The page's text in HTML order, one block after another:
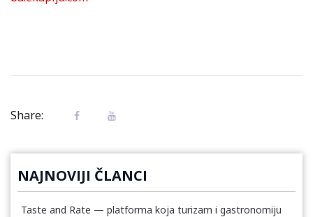
Share:
NAJNOVIJI ČLANCI
Taste and Rate — platforma koja turizam i gastronomiju